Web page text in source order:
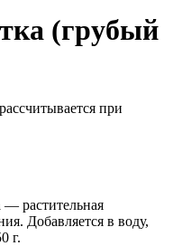
(грубый
при
— растительная
Добавляется в воду,
г.